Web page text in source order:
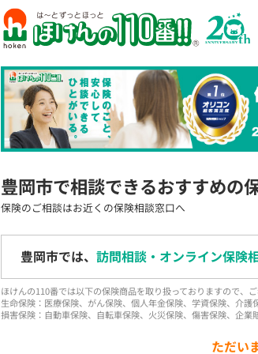
豊岡市で相談できるおすすめの
保険のご相談はお近くの保険相談窓口へ
豊岡市では、 訪問相談・オンライン保険
ほけんの110番では以下の保険商品を取り扱っておりますので、
生命保険：医療保険、がん保険、個人年金保険、学資保険、介
損害保険：自動車保険、自転車保険、火災保険、傷害保険、企
ただい